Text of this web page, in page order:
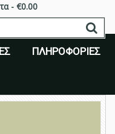
- €0.00
ΠΛΗΡΟΦΟΡΊΕΣ